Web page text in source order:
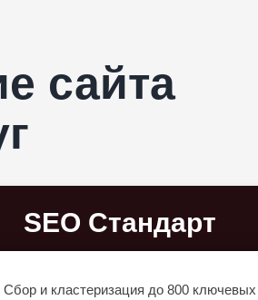
сайта
SEO Стандарт
Сбор и кластеризация до 800 ключевых